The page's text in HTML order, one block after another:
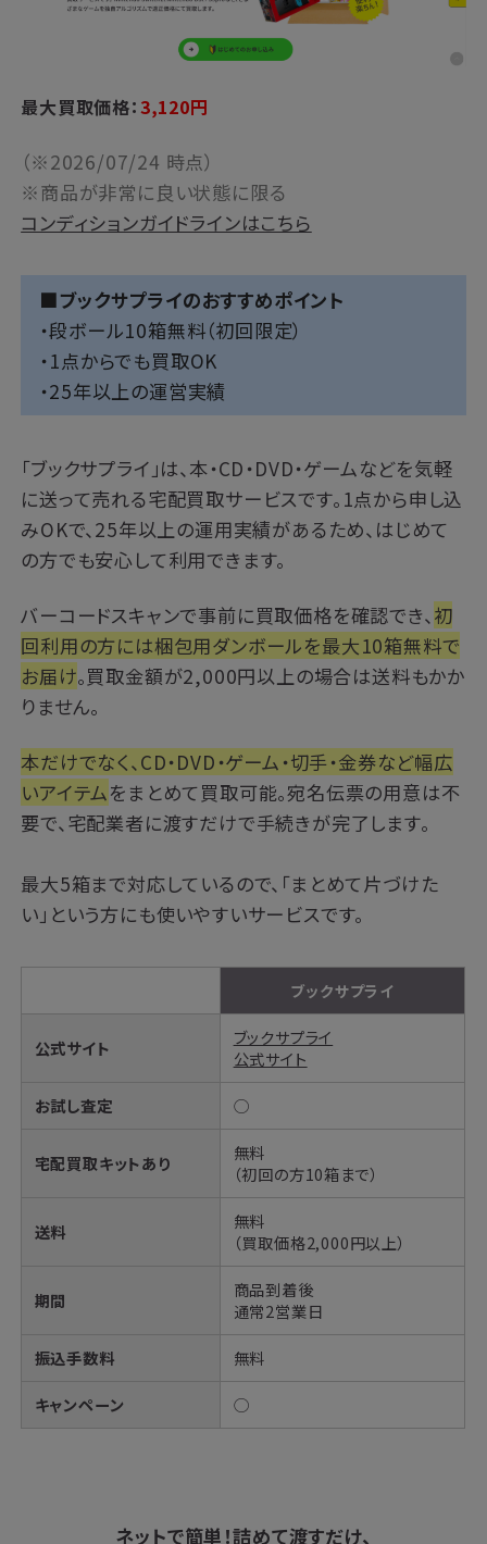
最大買取価格：3,120円
（※2026/07/24 時点）
※商品が非常に良い状態に限る
コンディションガイドラインはこちら
■ブックサプライのおすすめポイント
・段ボール10箱無料（初回限定）
・1点からでも買取OK
・25年以上の運営実績
「ブックサプライ 」は、本・CD・DVD・ゲームなどを気軽
に送って売れる宅配買取サービスです。1点から申し込
みOKで、25年以上の運用実績があるため、はじめて
の方でも安心して利用できます。
バーコードスキャンで事前に買取価格を確認でき、 初
回利用の方には梱包用ダンボールを最大10箱無料で
お届け。買取金額が2,000円以上の場合は送料もかか
りません。
本だけでなく、CD・DVD・ゲーム・切手・金券など幅広
いアイテムをまとめて買取可能。宛名伝票の用意は不
要で、宅配業者に渡すだけで手続きが完了します。
最大5箱まで対応しているので、「まとめて片づけた
い」という方にも使いやすいサービスです。
ブックサプライ
公式サイト
ブックサプライ
公式サイト
お試し査定 ◯
宅配買取キットあり
無料
（初回の方10箱まで）
送料
無料
（買取価格2,000円以上）
期間
商品到着後
通常2営業日
振込手数料 無料
キャンペーン ◯
ネットで簡単！詰めて渡すだけ、